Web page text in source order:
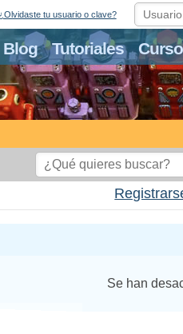
Blog Tutoriales
¿Olvidaste tu usuario o clave?
Se han